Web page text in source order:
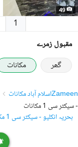
49
1
مقبول زمرے
گھر
مکانات
Zameenاسلام آباد مکانات
- سیکٹر سی 1 مکانات
بحریہ انکلیو - سیکٹر سی 1 مکانات کرایہ پر دستیاب